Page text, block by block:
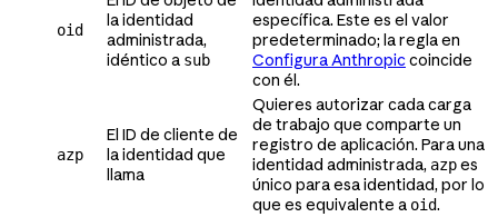
oid
la identidad
administrada,
idéntico a sub
específica. Este es el valor
predeterminado; la regla en
Configura Anthropic coincide
con él.
azp
El ID de cliente de
la identidad que
llama
Quieres autorizar cada carga
de trabajo que comparte un
registro de aplicación. Para una
identidad administrada, azpes
único para esa identidad, por lo
que es equivalente a oid.